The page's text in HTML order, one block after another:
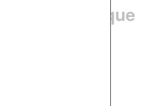
mulher que
com
o Hospital da
do Derby, área